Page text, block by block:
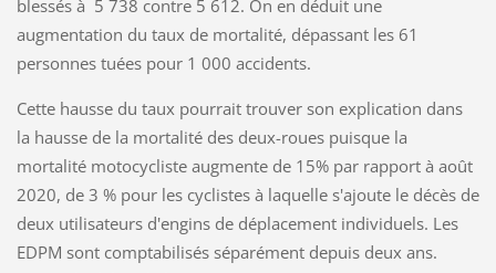
blessés à 5 738 contre 5 612. On en déduit une
augmentation du taux de mortalité, dépassant les 61
personnes tuées pour 1 000 accidents.
Cette hausse du taux pourrait trouver son explication dans
la hausse de la mortalité des deux-roues puisque la
mortalité motocycliste augmente de 15% par rapport à août
2020, de 3 % pour les cyclistes à laquelle s'ajoute le décès de
deux utilisateurs d'engins de déplacement individuels. Les
EDPM sont comptabilisés séparément depuis deux ans.